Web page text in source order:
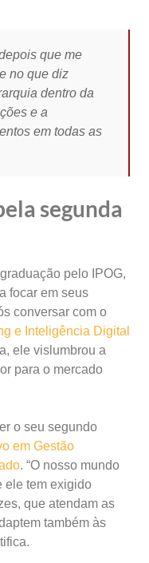
que me
no que diz
dentro da
e a
em todas as
segunda
pelo IPOG,
focar em seus
conversar com o
e Inteligência Digital
ele vislumbrou a
para o mercado
o seu segundo
em Gestão
. “O nosso mundo
ele tem exigido
que atendam as
também às